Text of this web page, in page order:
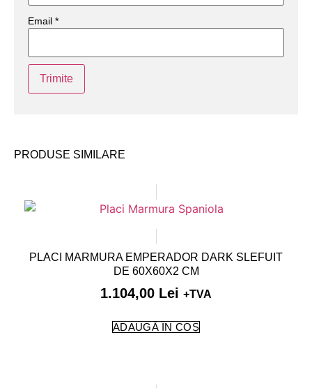
PRODUSE SIMILARE
PLACI MARMURA EMPERADOR DARK SLEFUIT
DE 60X60X2 CM
1.104,00 Lei +TVA
ADAUGĂ ÎN COȘ
Email *